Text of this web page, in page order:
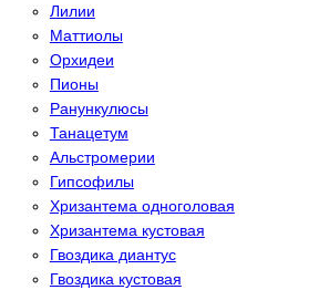
Лилии
Маттиолы
Орхидеи
Пионы
Ранункулюсы
Танацетум
Альстромерии
Гипсoфилы
Хризантема одноголовая
Хризантема кустовая
Гвоздика диантус
Гвоздика кустовая